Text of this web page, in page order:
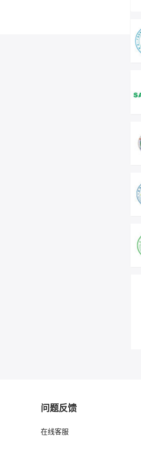
问题反馈
在线客服